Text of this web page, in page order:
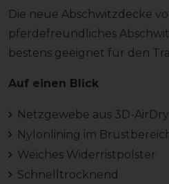
Die neue Abschwitzdecke
pferdefreundliches
bestens geeignet für den
Auf einen Blick
Netzgewebe aus 3D-
Nylonlining im
Weiches Widerristpolster
Schnelltrocknend